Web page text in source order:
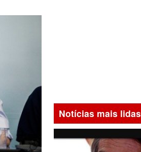
Notícias mais lidas